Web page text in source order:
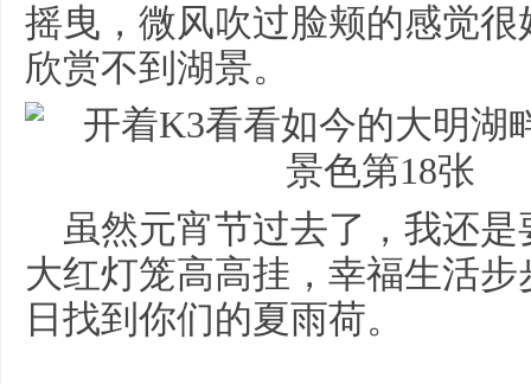
摇曳，微风吹过脸颊的感觉
欣赏不到湖景。
虽然元宵节过去了，我还
大红灯笼高高挂，幸福生活
日找到你们的夏雨荷。